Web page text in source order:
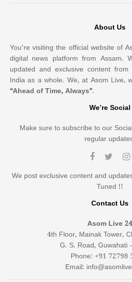
About Us
You’re visiting the official website of
digital news platform from Assam.
updated and exclusive content
India as a whole. We, at Asom Live,
“Ahead of Time, Always”.
We’re Social
Make sure to subscribe to our
regular
We post exclusive content and
Tuned !!
Contact Us
Asom Live 24
4th Floor, Mainak Tower,
G. S. Road, Guwahati
Phone: +91 72798
Email: